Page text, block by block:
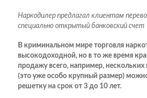
Наркодилер предлагал клиентам
специально открытый банковский счет
В криминальном мире торговля
высокодоходной, но в то же время
продажу всего, например, нескольких
(это уже особо крупный размер)
решетку на срок от 3 до 10 лет.